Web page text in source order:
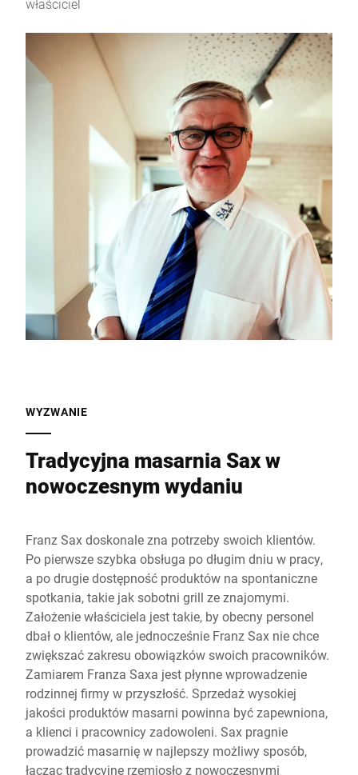
właściciel
WYZWANIE
Tradycyjna masarnia Sax w
nowoczesnym wydaniu
Franz Sax doskonale zna potrzeby swoich klientów.
Po pierwsze szybka obsługa po długim dniu w pracy,
a po drugie dostępność produktów na spontaniczne
spotkania, takie jak sobotni grill ze znajomymi.
Założenie właściciela jest takie, by obecny personel
dbał o klientów, ale jednocześnie Franz Sax nie chce
zwiększać zakresu obowiązków swoich pracowników.
Zamiarem Franza Saxa jest płynne wprowadzenie
rodzinnej firmy w przyszłość. Sprzedaż wysokiej
jakości produktów masarni powinna być zapewniona,
a klienci i pracownicy zadowoleni. Sax pragnie
prowadzić masarnię w najlepszy możliwy sposób,
łącząc tradycyjne rzemiosło z nowoczesnymi